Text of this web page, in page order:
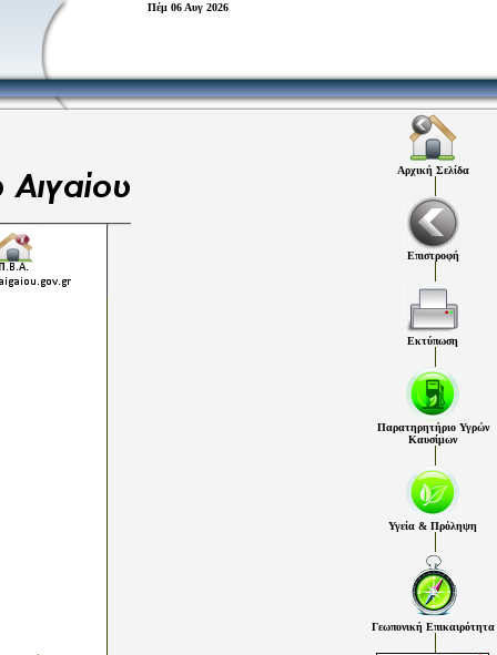
Πέμ 06 Αυγ 2026
Αρχική Σελίδα
Επιστροφή
Εκτύπωση
Παρατηρητήριο Υγρών
Καυσίμων
Υγεία & Πρόληψη
Γεωπονική Επικαιρότητα